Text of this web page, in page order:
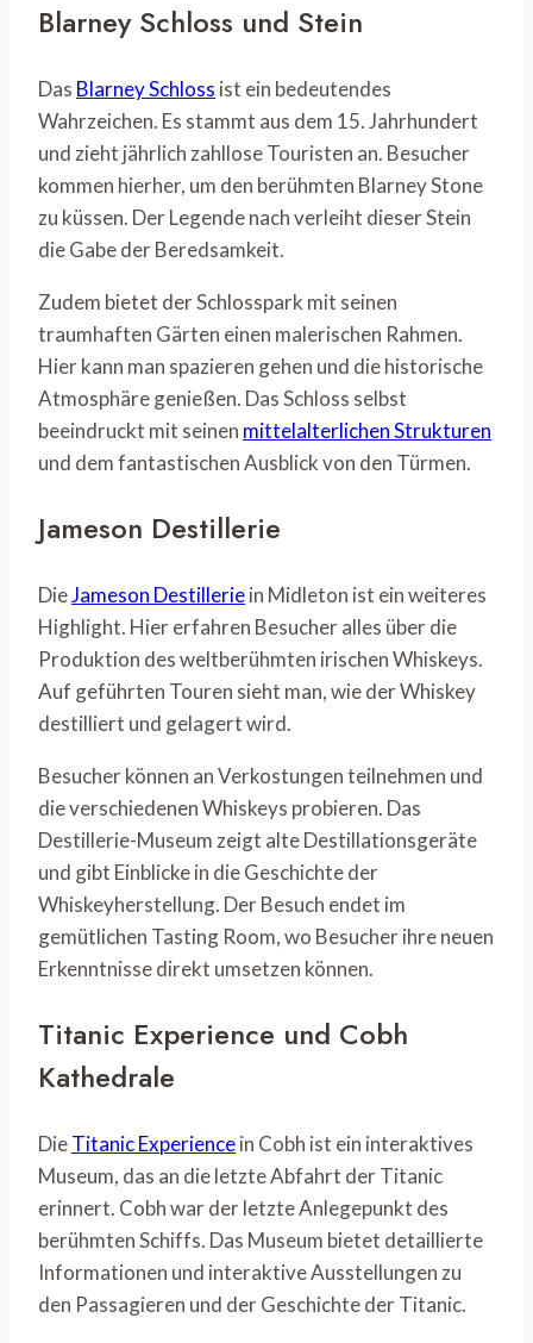
Blarney Schloss und Stein
Das Blarney Schloss ist ein bedeutendes
Wahrzeichen. Es stammt aus dem 15. Jahrhundert
und zieht jährlich zahllose Touristen an. Besucher
kommen hierher, um den berühmten Blarney Stone
zu küssen. Der Legende nach verleiht dieser Stein
die Gabe der Beredsamkeit.
Zudem bietet der Schlosspark mit seinen
traumhaften Gärten einen malerischen Rahmen.
Hier kann man spazieren gehen und die historische
Atmosphäre genießen. Das Schloss selbst
beeindruckt mit seinen mittelalterlichen Strukturen
und dem fantastischen Ausblick von den Türmen.
Jameson Destillerie
DieJameson Destilleriein Midleton ist ein weiteres
Highlight. Hier erfahren Besucher alles über die
Produktion des weltberühmten irischen Whiskeys.
Auf geführten Touren sieht man, wie der Whiskey
destilliert und gelagert wird.
Besucher können an Verkostungen teilnehmen und
die verschiedenen Whiskeys probieren. Das
Destillerie-Museum zeigt alte Destillationsgeräte
und gibt Einblicke in die Geschichte der
Whiskeyherstellung. Der Besuch endet im
gemütlichen Tasting Room, wo Besucher ihre neuen
Erkenntnisse direkt umsetzen können.
Titanic Experience und Cobh
Kathedrale
DieTitanic Experiencein Cobh ist ein interaktives
Museum, das an die letzte Abfahrt der Titanic
erinnert. Cobh war der letzte Anlegepunkt des
berühmten Schiffs. Das Museum bietet detaillierte
Informationen und interaktive Ausstellungen zu
den Passagieren und der Geschichte der Titanic.